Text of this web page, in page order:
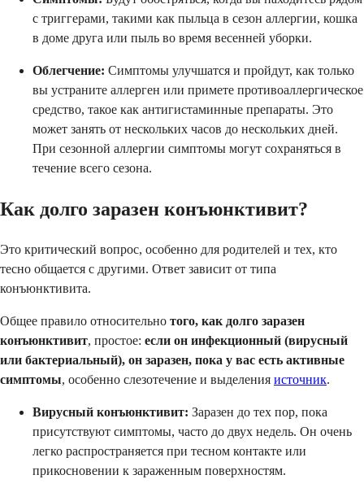
с триггерами, такими как пыльца в сезон аллергии, кошка
в доме друга или пыль во время весенней уборки.
Облегчение: Симптомы улучшатся и пройдут, как только
вы устраните аллерген или примете противоаллергическое
средство, такое как антигистаминные препараты. Это
может занять от нескольких часов до нескольких дней.
При сезонной аллергии симптомы могут сохраняться в
течение всего сезона.
Как долго заразен конъюнктивит?
Это критический вопрос, особенно для родителей и тех, кто
тесно общается с другими. Ответ зависит от типа
конъюнктивита.
Общее правило относительно того, как долго заразен
конъюнктивит, простое: если он инфекционный (вирусный
или бактериальный), он заразен, пока у вас есть активные
симптомы, особенно слезотечение и выделения источник.
Вирусный конъюнктивит: Заразен до тех пор, пока
присутствуют симптомы, часто до двух недель. Он очень
легко распространяется при тесном контакте или
прикосновении к зараженным поверхностям.